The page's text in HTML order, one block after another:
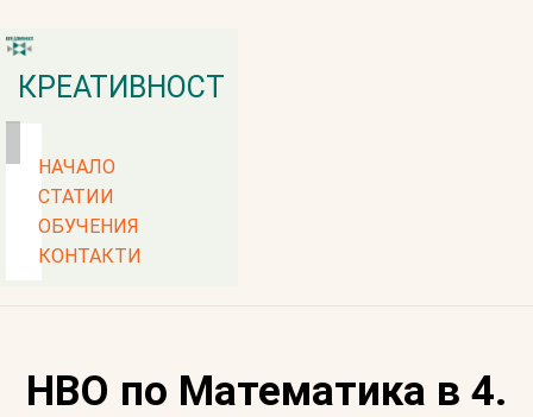
КРЕАТИВНОСТ
НАЧАЛО
СТАТИИ
ОБУЧЕНИЯ
КОНТАКТИ
НВО по Математика в 4.